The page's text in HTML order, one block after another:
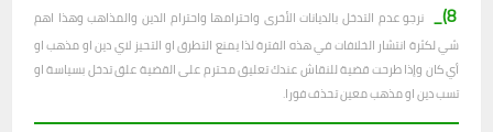
8)_
نرجو عدم التدخل بالديانات الأخرى واحترامها واحترام الدين والمذاهب وهذا اهم
شي لكثرة انتشار الخلافات في هذه الفترة لذا يمنع التطرق او التحيز لاي دين او مذهب او
أي كان وإذا طرحت قضية للنقاش عندك تعليق محترم على القضية علق تدخل بسياسة او
تسب دين او مذهب معين تحذف فورا.